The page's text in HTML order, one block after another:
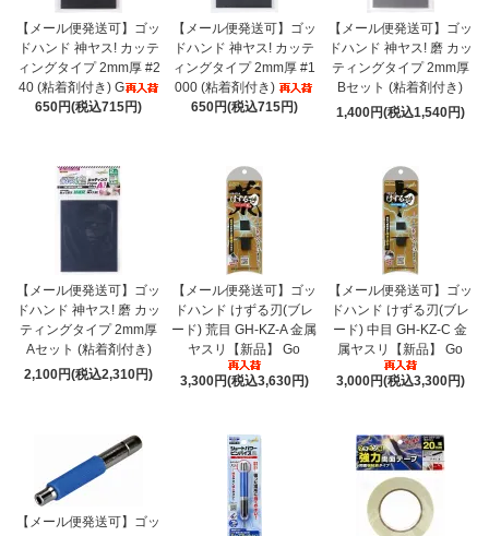
【メール便発送可】ゴッ
ドハンド 神ヤス! カッテ
ィングタイプ 2mm厚 #2
40 (粘着剤付き) G
650円(税込715円)
【メール便発送可】ゴッ
ドハンド 神ヤス! カッテ
ィングタイプ 2mm厚 #1
000 (粘着剤付き)
650円(税込715円)
【メール便発送可】ゴッ
ドハンド 神ヤス! 磨 カッ
ティングタイプ 2mm厚
Bセット (粘着剤付き)
1,400円(税込1,540円)
【メール便発送可】ゴッ
ドハンド 神ヤス! 磨 カッ
ティングタイプ 2mm厚
Aセット (粘着剤付き)
2,100円(税込2,310円)
【メール便発送可】ゴッ
ドハンド けずる刃(ブレ
ード) 荒目 GH-KZ-A 金属
ヤスリ【新品】 Go
3,300円(税込3,630円)
【メール便発送可】ゴッ
ドハンド けずる刃(ブレ
ード) 中目 GH-KZ-C 金
属ヤスリ【新品】 Go
3,000円(税込3,300円)
【メール便発送可】ゴッ